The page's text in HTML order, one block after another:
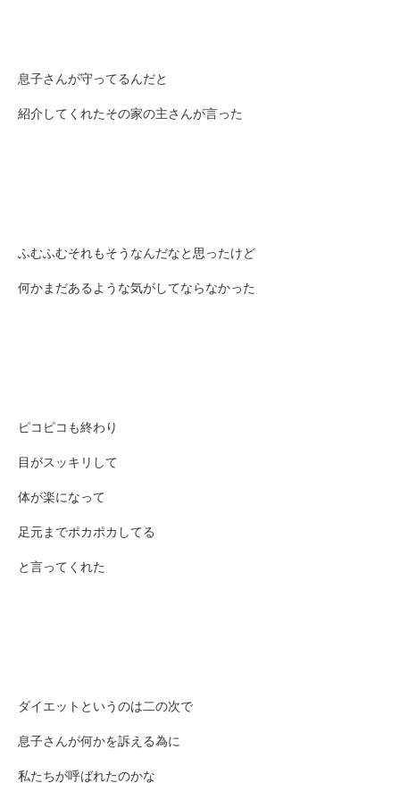
息子さんが守ってるんだと
紹介してくれたその家の主さんが言った
ふむふむそれもそうなんだなと思ったけど
何かまだあるような気がしてならなかった
ピコピコも終わり
目がスッキリして
体が楽になって
足元までポカポカしてる
と言ってくれた
ダイエットというのは二の次で
息子さんが何かを訴える為に
私たちが呼ばれたのかな